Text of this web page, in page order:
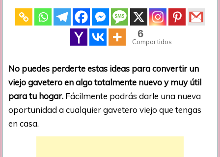
6
Compartidos
No puedes perderte estas ideas para convertir un
viejo gavetero en algo totalmente nuevo y muy útil
para tu hogar. Fácilmente podrás darle una nueva
oportunidad a cualquier gavetero viejo que tengas
en casa.